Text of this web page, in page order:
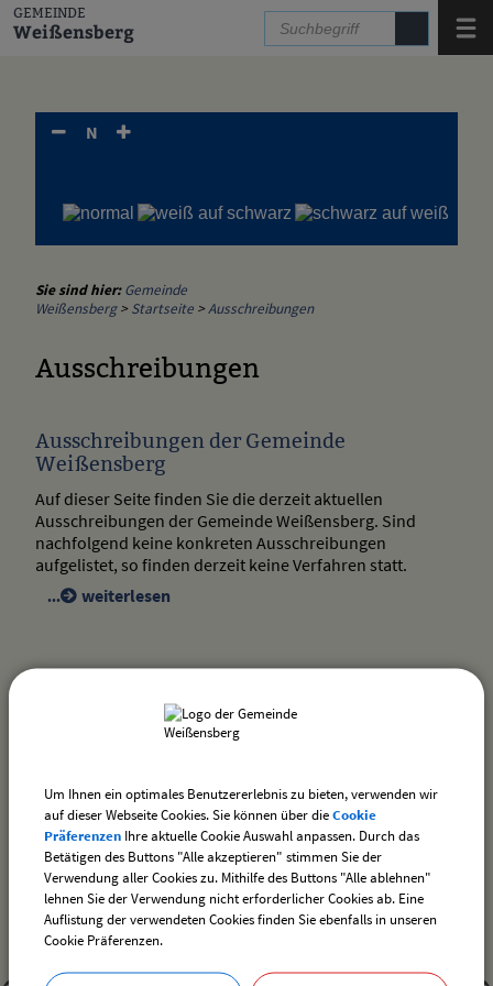
Zum Inhalt, zur Startseitespringen.
GEMEINDE
Weißensberg
Landkreis Lindau - aktuelle Informationen
N
Sie sind hier: Gemeinde
Weißensberg>Startseite >Ausschreibungen
Ausschreibungen
Ausschreibungen der Gemeinde
Weißensberg
Auf dieser Seite finden Sie die derzeit aktuellen
Ausschreibungen der Gemeinde Weißensberg. Sind
nachfolgend keine konkreten Ausschreibungen
aufgelistet, so finden derzeit keine Verfahren statt.
weiterlesen
Um Ihnen ein optimales Benutzererlebnis zu bieten, verwenden wir
auf dieser Webseite Cookies. Sie können über dieCookie
Präferenzen Ihre aktuelle Cookie Auswahl anpassen. Durch das
Betätigen des Buttons "Alle akzeptieren" stimmen Sie der
Verwendung aller Cookies zu. Mithilfe des Buttons "Alle ablehnen"
lehnen Sie der Verwendung nicht erforderlicher Cookies ab. Eine
Auflistung der verwendeten Cookies finden Sie ebenfalls in unseren
Cookie Präferenzen.